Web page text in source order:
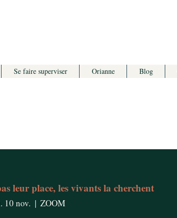
Se faire superviser Orianne Blog
leur place, les vivants la cherchent
10 nov.
  |
ZOOM